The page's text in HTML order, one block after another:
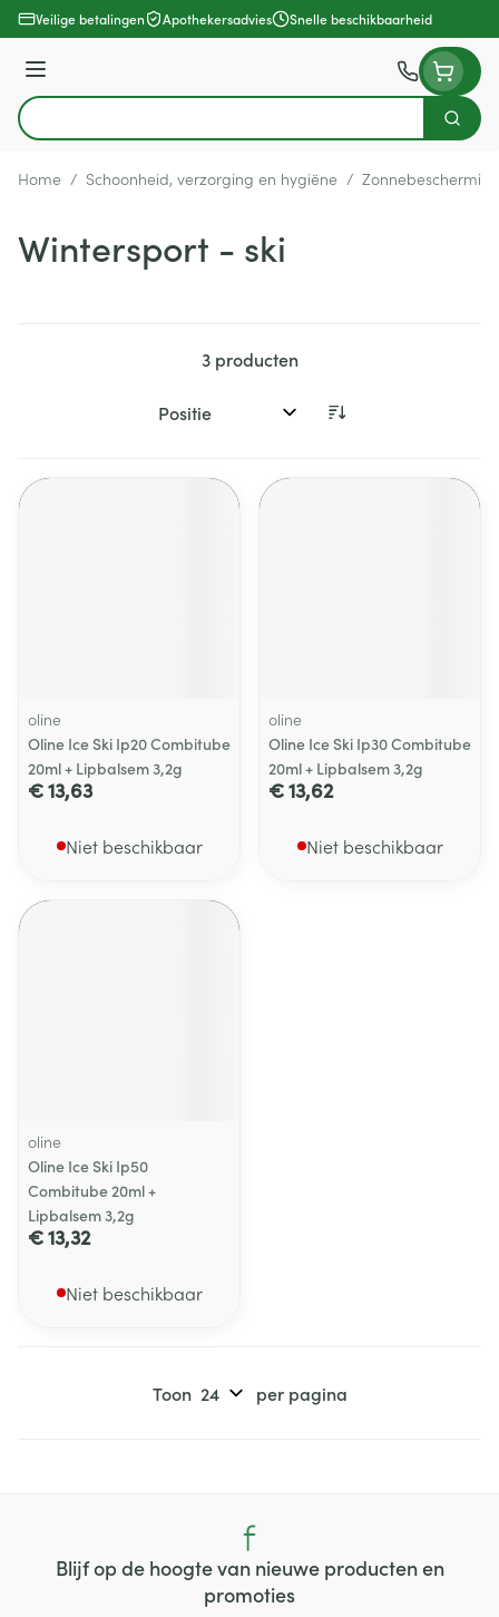
Ga naar de inhoud
Veilige betalingen Apothekersadvies Snelle beschikbaarheid
Menu
Product, merk, categorie...
Zoek
Home / Schoonheid, verzorging en hygiëne / Zonnebescherming
Wintersport - ski
3producten
Sorteer op:
oline
Oline Ice Ski Ip20 Combitube
20ml + Lipbalsem 3,2g
€ 13,63
Niet beschikbaar
oline
Oline Ice Ski Ip30 Combitube
20ml + Lipbalsem 3,2g
€ 13,62
Niet beschikbaar
oline
Oline Ice Ski Ip50
Combitube 20ml +
Lipbalsem 3,2g
€ 13,32
Niet beschikbaar
Toon per pagina
Blijf op de hoogte van nieuwe producten en
promoties